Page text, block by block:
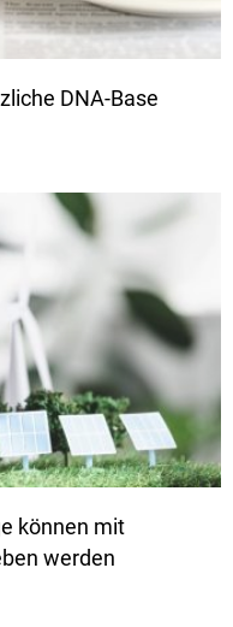
DNA-Base
können mit
werden